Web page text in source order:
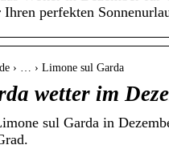
perfekten
› … › Limone sul Garda
wetter im
sul Garda in